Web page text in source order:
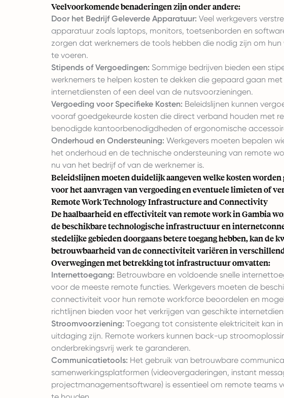
Veelvoorkomende benaderingen zijn onder andere:
Door het Bedrijf Geleverde Apparatuur: Veel werkgevers
apparatuur zoals laptops, monitors, toetsenborden en
zorgen dat werknemers de tools hebben die nodig zijn om
te voeren.
Stipends of Vergoedingen: Sommige bedrijven bieden een
werknemers te helpen kosten te dekken die gepaard gaan
internetdiensten of een deel van de nutsvoorzieningen.
Vergoeding voor Specifieke Kosten: Beleidslijnen kunnen
vooraf goedgekeurde kosten die direct verband houden met
benodigde kantoorbenodigdheden of ergonomische
Onderhoud en Ondersteuning: Werkgevers moeten bepalen
het onderhoud en de technische ondersteuning van remote
nu van het bedrijf of van de werknemer is.
Beleidslijnen moeten duidelijk aangeven welke kosten worden
voor het aanvragen van vergoeding en eventuele limieten of
Remote Work Technology Infrastructure and Connectivity
De haalbaarheid en effectiviteit van remote work in Gambia
de beschikbare technologische infrastructuur en
stedelijke gebieden doorgaans betere toegang hebben, kan de
betrouwbaarheid van de connectiviteit variëren in
Overwegingen met betrekking tot infrastructuur omvatten:
Internettoegang: Betrouwbare en voldoende snelle
voor de meeste remote functies. Werkgevers moeten de
connectiviteit voor hun remote workforce beoordelen en
richtlijnen bieden voor het verkrijgen van geschikte
Stroomvoorziening: Toegang tot consistente elektriciteit kan
uitdaging zijn. Remote workers kunnen back-up
onderbrekingsvrij werk te garanderen.
Communicatietools: Het gebruik van betrouwbare
samenwerkingsplatformen (videovergaderingen, instant
projectmanagementsoftware) is essentieel om remote teams